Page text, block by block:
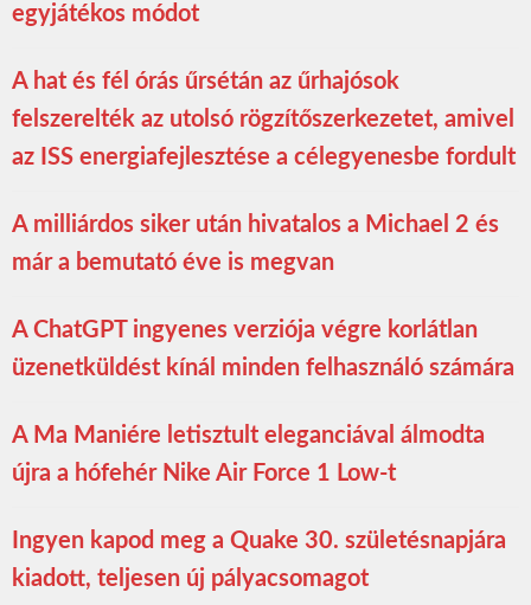
egyjátékos módot
A hat és fél órás űrsétán az űrhajósok
felszerelték az utolsó rögzítőszerkezetet, amivel
az ISS energiafejlesztése a célegyenesbe fordult
A milliárdos siker után hivatalos a Michael 2 és
már a bemutató éve is megvan
A ChatGPT ingyenes verziója végre korlátlan
üzenetküldést kínál minden felhasználó számára
A Ma Maniére letisztult eleganciával álmodta
újra a hófehér Nike Air Force 1 Low-t
Ingyen kapod meg a Quake 30. születésnapjára
kiadott, teljesen új pályacsomagot